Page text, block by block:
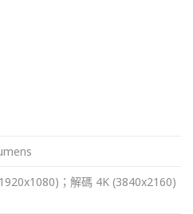
；解碼 4K (3840x2160)